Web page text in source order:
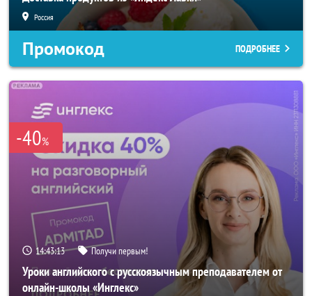
Россия
Промокод ПОДРОБНЕЕ
-40%
14:43:10 Получи первым!
Уроки английского с русскоязычным преподавателем от
онлайн-школы «Инглекс»